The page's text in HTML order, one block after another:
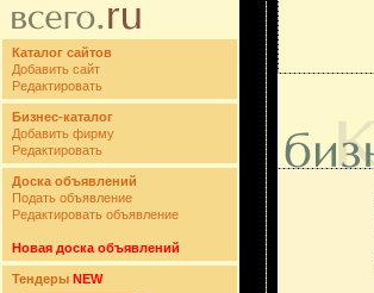
Каталог сайтов
Добавить сайт
Редактировать
Бизнес-каталог
Добавить фирму
Редактировать
Доска объявлений
Подать объявление
Редактировать объявление
Новая доска объявлений
Тендеры NEW